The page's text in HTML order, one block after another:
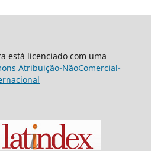
está licenciado com uma
Atribuição-NãoComercial-